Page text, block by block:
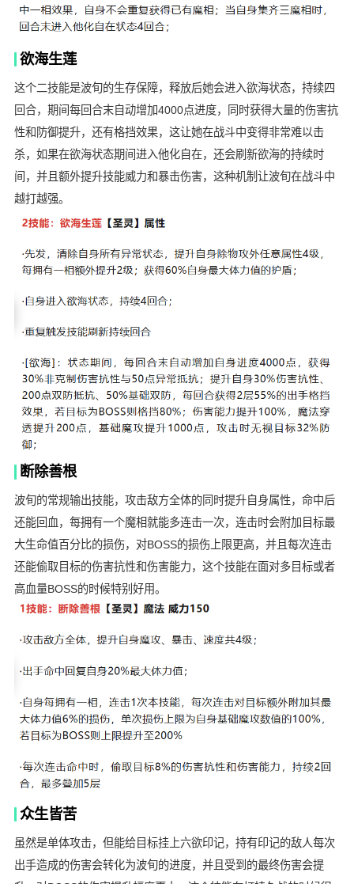
欲海生莲
这个二技能是波旬的生存保障，释放后她会进入欲海状态，持续四
回合，期间每回合末自动增加4000点进度，同时获得大量的伤害抗
性和防御提升，还有格挡效果，这让她在战斗中变得非常难以击
杀，如果在欲海状态期间进入他化自在，还会刷新欲海的持续时
间，并且额外提升技能威力和暴击伤害，这种机制让波旬在战斗中
越打越强。
断除善根
波旬的常规输出技能，攻击敌方全体的同时提升自身属性，命中后
还能回血，每拥有一个魔相就能多连击一次，连击时会附加目标最
大生命值百分比的损伤，对BOSS的损伤上限更高，并且每次连击
还能偷取目标的伤害抗性和伤害能力，这个技能在面对多目标或者
高血量BOSS的时候特别好用。
众生皆苦
虽然是单体攻击，但能给目标挂上六欲印记，持有印记的敌人每次
出手造成的伤害会转化为波旬的进度，并且受到的最终伤害会提